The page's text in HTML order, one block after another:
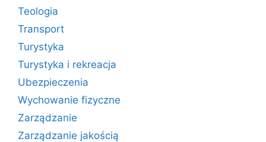
Teologia
Transport
Turystyka
Turystyka i rekreacja
Ubezpieczenia
Wychowanie fizyczne
Zarządzanie
Zarządzanie jakością